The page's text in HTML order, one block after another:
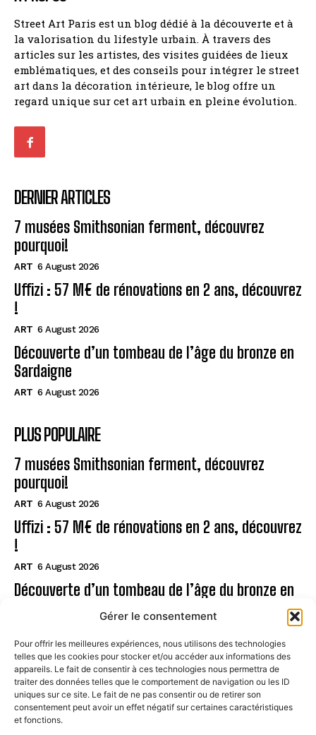
Gérer le consentement
Pour offrir les meilleures expériences, nous utilisons des technologies
telles que les cookies pour stocker et/ou accéder aux informations des
appareils. Le fait de consentir à ces technologies nous permettra de
traiter des données telles que le comportement de navigation ou les ID
uniques sur ce site. Le fait de ne pas consentir ou de retirer son
consentement peut avoir un effet négatif sur certaines caractéristiques
et fonctions.
Street Art Paris est un blog dédié à la découverte et à
la valorisation du lifestyle urbain. À travers des
articles sur les artistes, des visites guidées de lieux
emblématiques, et des conseils pour intégrer le street
art dans la décoration intérieure, le blog offre un
regard unique sur cet art urbain en pleine évolution.
DERNIER ARTICLES
7 musées Smithsonian ferment, découvrez
pourquoi!
ART 6 August 2026
Uffizi : 57 M€ de rénovations en 2 ans, découvrez
!
ART 6 August 2026
Découverte d’un tombeau de l’âge du bronze en
Sardaigne
ART 6 August 2026
PLUS POPULAIRE
7 musées Smithsonian ferment, découvrez
pourquoi!
ART 6 August 2026
Uffizi : 57 M€ de rénovations en 2 ans, découvrez
!
ART 6 August 2026
Découverte d’un tombeau de l’âge du bronze en
Page
CONTACT
MENTIONS LÉGALES